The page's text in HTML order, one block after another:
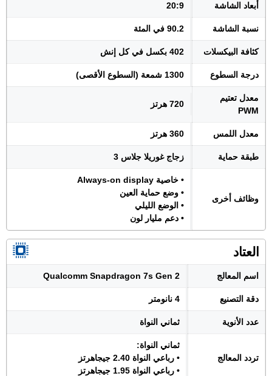
أبعاد الشاشة 20:9
نسبة الشاشة 90.2 في المئة
كثافة البيكسلات 402 بكسل في كل إنش
درجة السطوع 1300 شمعة (السطوع الأقصى)
معدل تعتيم
PWM
720 هرتز
معدل اللمس 360 هرتز
طبقة حماية زجاج غوريلا جلاس 3
وظائف أخرى
• خاصية Always-on display
• وضع حماية العين
• الوضع الليلي
• دعم مليار لون
العتاد
اسم المعالج Qualcomm Snapdragon 7s Gen 2
دقة التصنيع 4 نانومتر
عدد الأنوية ثماني النواة
تردد المعالج
ثماني النواة:
• رباعي النواة 2.40 جيجاهرتز
• رباعي النواة 1.95 جيجاهرتز